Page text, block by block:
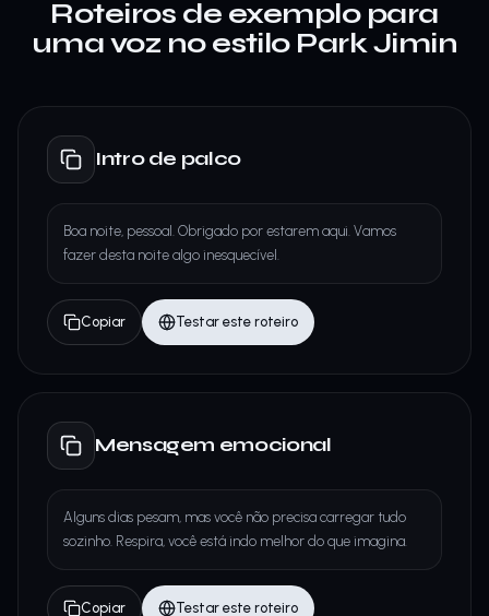
Roteiros de exemplo para
uma voz no estilo Park Jimin
Intro de palco
Boa noite, pessoal. Obrigado por estarem aqui. Vamos
fazer desta noite algo inesquecível.
Copiar Testar este roteiro
Mensagem emocional
Alguns dias pesam, mas você não precisa carregar tudo
sozinho. Respira, você está indo melhor do que imagina.
Copiar Testar este roteiro